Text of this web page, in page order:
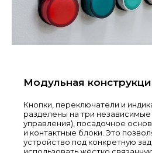
Модульная
Кнопки, переключатели и
разделены на три независимые
управления), посадочное
и контактные блоки. Это
устройство под конкретную